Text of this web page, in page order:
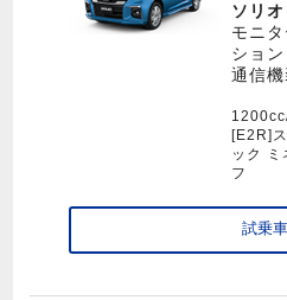
ソリオ
モニ
ショ
通信
[E2R]
ック ミ
フ
試乗車